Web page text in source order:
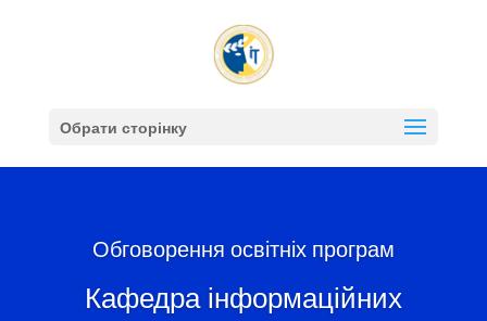
Обрати сторінку
Обговорення освітніх програм
Кафедра інформаційних